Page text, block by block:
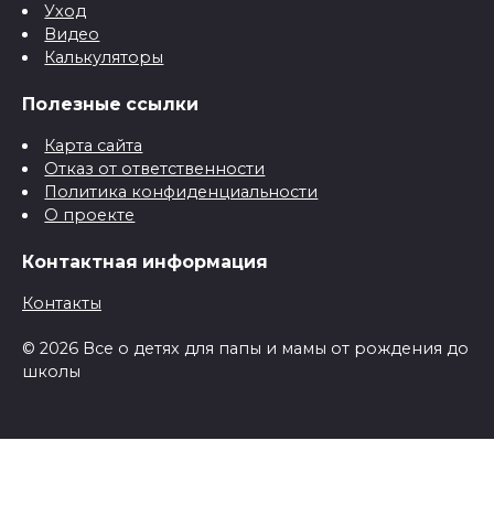
Уход
Видео
Калькуляторы
Полезные ссылки
Карта сайта
Отказ от ответственности
Политика конфиденциальности
О проекте
Контактная информация
Контакты
© 2026 Все о детях для папы и мамы от рождения до
школы